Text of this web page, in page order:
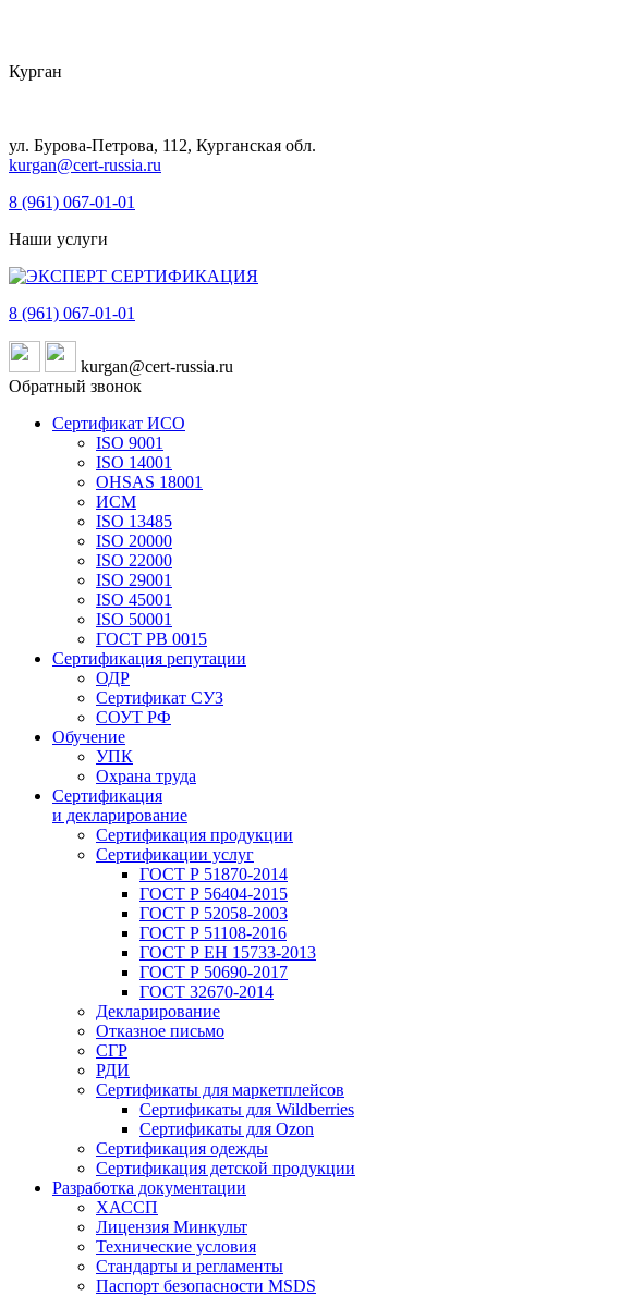
Курган
ул. Бурова-Петрова, 112, Курганская обл.
kurgan@cert-russia.ru
8 (961) 067-01-01
Наши услуги
8 (961) 067-01-01
kurgan@cert-russia.ru
Обратный звонок
Сертификат ИСО
ISO 9001
ISO 14001
OHSAS 18001
ИСМ
ISO 13485
ISO 20000
ISO 22000
ISO 29001
ISO 45001
ISO 50001
ГОСТ РВ 0015
Сертификация репутации
ОДР
Сертификат СУЗ
СОУТ РФ
Обучение
УПК
Охрана труда
Сертификация
и декларирование
Сертификация продукции
Сертификации услуг
ГОСТ Р 51870-2014
ГОСТ Р 56404-2015
ГОСТ Р 52058-2003
ГОСТ Р 51108-2016
ГОСТ Р ЕН 15733-2013
ГОСТ Р 50690-2017
ГОСТ 32670-2014
Декларирование
Отказное письмо
СГР
РДИ
Сертификаты для маркетплейсов
Сертификаты для Wildberries
Сертификаты для Ozon
Сертификация одежды
Сертификация детской продукции
Разработка документации
ХАССП
Лицензия Минкульт
Технические условия
Стандарты и регламенты
Паспорт безопасности MSDS